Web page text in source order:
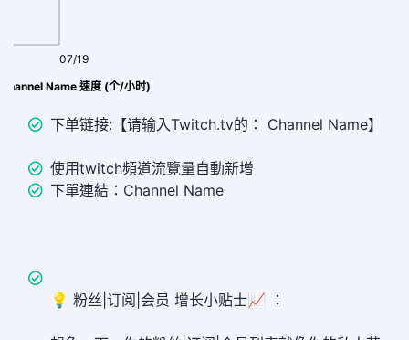
Name 速度 (个/小时)
07/19
下单链接:【请输入Twitch.tv的： Channel Name】
使用twitch頻道流覽量自動新增
下單連結：Channel Name
💡 粉丝|订阅|会员 增长小贴士📈 ：